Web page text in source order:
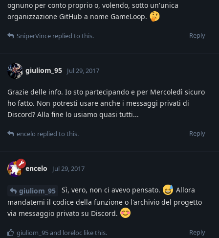
ognuno per conto proprio o, volendo, sotto un'unica
organizzazione GitHub a nome GameLoop.
Reply
SniperVince replied to this.
giuliom_95 Jul 29, 2017
Grazie delle info. Io sto partecipando e per Mercoledì sicuro
ho fatto. Non potresti usare anche i messaggi privati di
Discord? Alla fine lo usiamo quasi tutti...
Reply
encelo replied to this.
encelo Jul 29, 2017
giuliom_95 Sì, vero, non ci avevo pensato.
Allora
mandatemi il codice della funzione o l'archivio del progetto
via messaggio privato su Discord.
Reply
giuliom_95and loreloc like this.